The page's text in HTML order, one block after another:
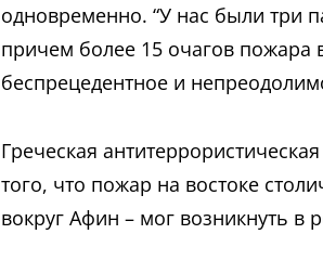
одновременно. “У нас были три
причем более 15 очагов пожара
беспрецедентное и
Греческая
того, что пожар на востоке
вокруг Афин – мог возникнуть в